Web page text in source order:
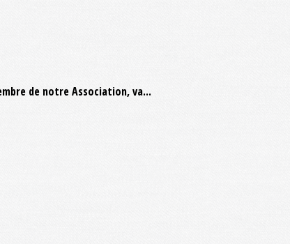
de notre Association, va...